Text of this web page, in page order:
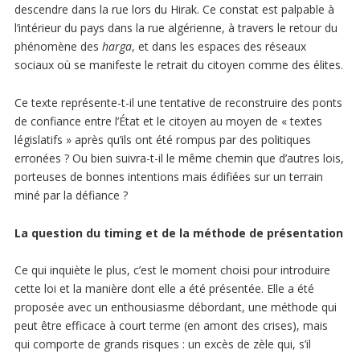
descendre dans la rue lors du Hirak. Ce constat est palpable à
l’intérieur du pays dans la rue algérienne, à travers le retour du
phénomène des harga, et dans les espaces des réseaux
sociaux où se manifeste le retrait du citoyen comme des élites.
Ce texte représente-t-il une tentative de reconstruire des ponts
de confiance entre l’État et le citoyen au moyen de « textes
législatifs » après qu’ils ont été rompus par des politiques
erronées ? Ou bien suivra-t-il le même chemin que d’autres lois,
porteuses de bonnes intentions mais édifiées sur un terrain
miné par la défiance ?
La question du timing et de la méthode de présentation
Ce qui inquiète le plus, c’est le moment choisi pour introduire
cette loi et la manière dont elle a été présentée. Elle a été
proposée avec un enthousiasme débordant, une méthode qui
peut être efficace à court terme (en amont des crises), mais
qui comporte de grands risques : un excès de zèle qui, s’il